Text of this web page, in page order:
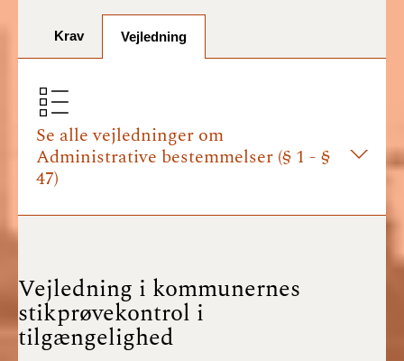
BR18 (1/1-30/6
BR18 (1/7- 31/12
2024)
BR18 (1/1- 30/06
2024)
BR18 (17/9 - 31/12
2022)
BR18 (1/7 - 16/9
Krav Vejledning
Se alle vejledninger om
Administrative bestemmelser (§ 1 - §
47)
Vejledning i kommunernes
stikprøvekontrol i
tilgængelighed